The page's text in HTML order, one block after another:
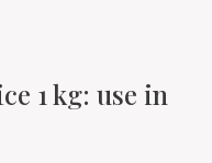
1 kg: use in